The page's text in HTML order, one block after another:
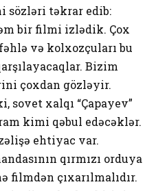
sözləri təkrar edib:
bir filmi izlədik. Çox
və kolxozçuları bu
Bizim
çoxdan gözləyir.
sovet xalqı “Çapayev”
kimi qəbul edəcəklər.
ehtiyac var.
qırmızı orduya
filmdən çıxarılmalıdır.